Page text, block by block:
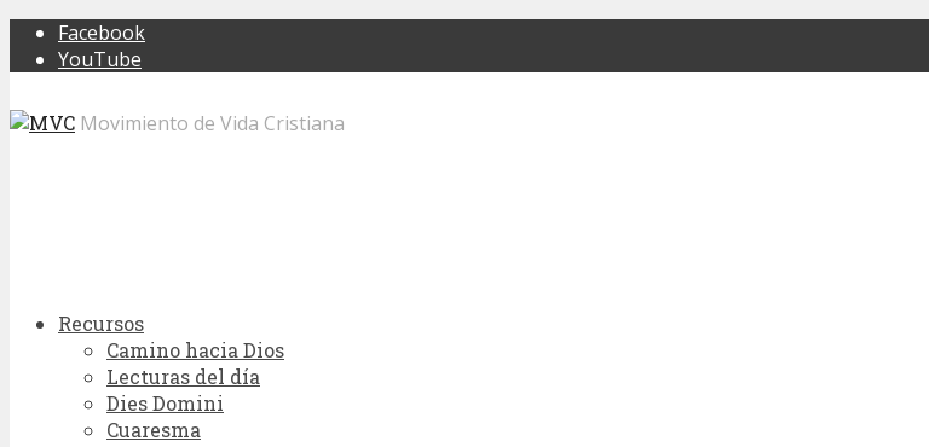
Facebook
YouTube
Movimiento de Vida Cristiana
Recursos
Camino hacia Dios
Lecturas del día
Dies Domini
Cuaresma